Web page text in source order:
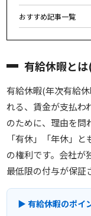
おすすめ記事一覧
有給休暇と
有給休暇(年次有給
れる、賃金が支払わ
のために、理由を問
「有休」「年休」
の権利です。会社が
最低限の付与が保証
▶ 有給休暇のポイ